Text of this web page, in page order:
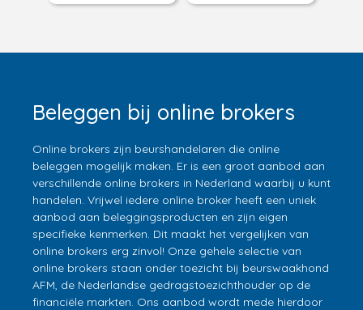
Beleggen bij online brokers
Online brokers zijn beurshandelaren die online
beleggen mogelijk maken. Er is een groot aanbod aan
verschillende online brokers in Nederland waarbij u kunt
handelen. Vrijwel iedere online broker heeft een uniek
aanbod aan beleggingsproducten en zijn eigen
specifieke kenmerken. Dit maakt het vergelijken van
online brokers erg zinvol! Onze gehele selectie van
online brokers staan onder toezicht bij beurswaakhond
AFM, de Nederlandse gedragstoezichthouder op de
financiële markten. Ons aanbod wordt mede hierdoor